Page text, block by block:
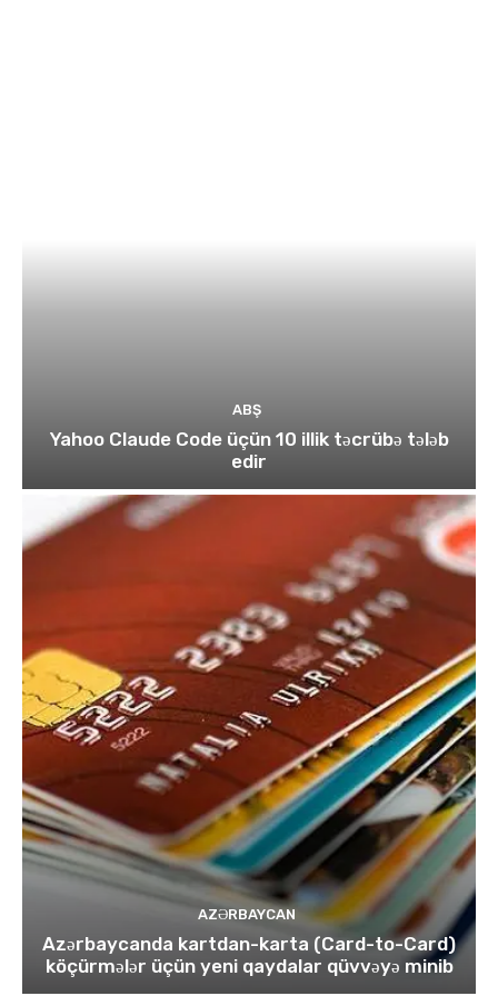
ABŞ
Yahoo Claude Code üçün 10 illik təcrübə tələb
edir
AZƏRBAYCAN
Azərbaycanda kartdan-karta (Card-to-Card)
köçürmələr üçün yeni qaydalar qüvvəyə minib